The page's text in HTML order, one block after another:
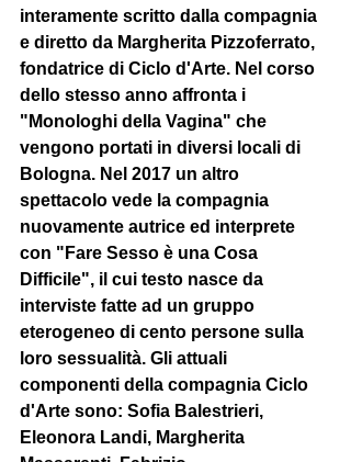
interamente scritto dalla compagnia
e diretto da Margherita Pizzoferrato,
fondatrice di Ciclo d'Arte. Nel corso
dello stesso anno affronta i
"Monologhi della Vagina" che
vengono portati in diversi locali di
Bologna. Nel 2017 un altro
spettacolo vede la compagnia
nuovamente autrice ed interprete
con "Fare Sesso è una Cosa
Difficile", il cui testo nasce da
interviste fatte ad un gruppo
eterogeneo di cento persone sulla
loro sessualità. Gli attuali
componenti della compagnia Ciclo
d'Arte sono: Sofia Balestrieri,
Eleonora Landi, Margherita